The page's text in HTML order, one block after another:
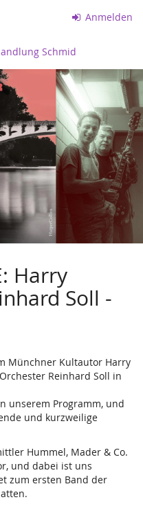
Anmelden
Schmid
Harry
Soll -
Münchner Kultautor Harry
Reinhard Soll in
unserem Programm, und
und kurzweilige
Hummel, Mader & Co.
und dabei ist uns
zum ersten Band der